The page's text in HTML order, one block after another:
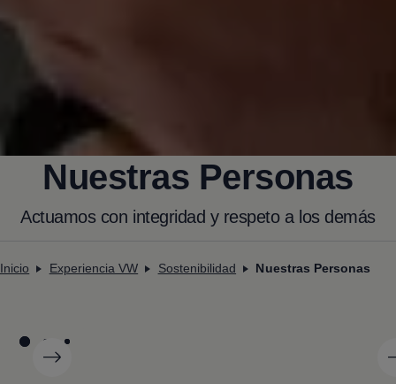
Nuestras Personas
Actuamos con integridad y respeto a los demás
Inicio Experiencia VW Sostenibilidad Nuestras Personas